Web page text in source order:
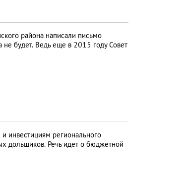
района написали письмо
не будет. Ведь еще в 2015 году Совет
инвестициям регионального
дольщиков. Речь идет о бюджетной